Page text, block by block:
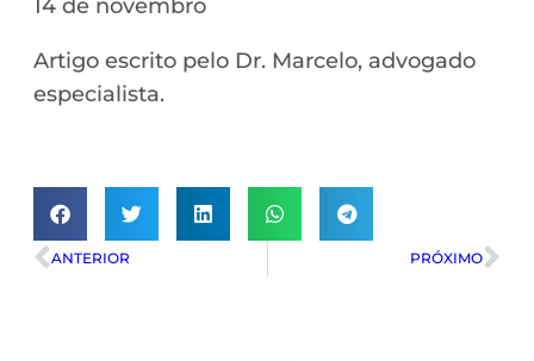
14 de novembro
Artigo escrito pelo Dr. Marcelo, advogado
especialista.
ANTERIOR PRÓXIMO